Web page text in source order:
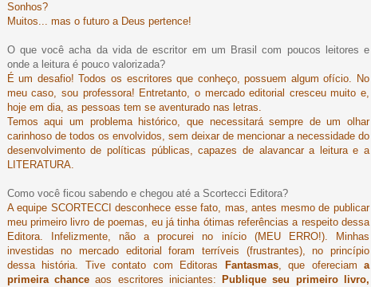
Sonhos?
Muitos... mas o futuro a Deus pertence!
O que você acha da vida de escritor em um Brasil com poucos leitores e
onde a leitura é pouco valorizada?
É um desafio! Todos os escritores que conheço, possuem algum ofício. No
meu caso, sou professora! Entretanto, o mercado editorial cresceu muito e,
hoje em dia, as pessoas tem se aventurado nas letras.
Temos aqui um problema histórico, que necessitará sempre de um olhar
carinhoso de todos os envolvidos, sem deixar de mencionar a necessidade do
desenvolvimento de políticas públicas, capazes de alavancar a leitura e a
LITERATURA.
Como você ficou sabendo e chegou até a Scortecci Editora?
A equipe SCORTECCI desconhece esse fato, mas, antes mesmo de publicar
meu primeiro livro de poemas, eu já tinha ótimas referências a respeito dessa
Editora. Infelizmente, não a procurei no início (MEU ERRO!). Minhas
investidas no mercado editorial foram terríveis (frustrantes), no princípio
dessa história. Tive contato com Editoras
Fantasmas, que ofereciama
primeira chance aos escritores iniciantes:
Publique seu primeiro livro,